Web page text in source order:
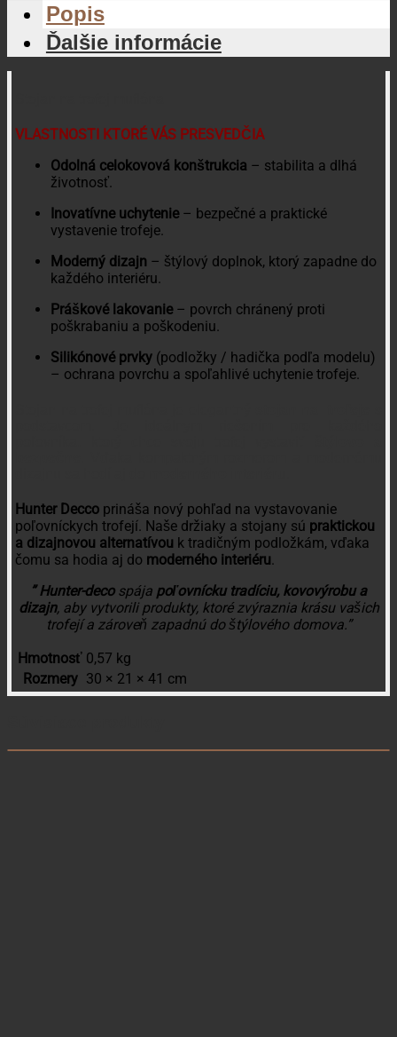
Popis
Ďalšie informácie
VLASTNOSTI KTORÉ VÁS PRESVEDČIA
Odolná celokovová konštrukcia – stabilita a dlhá
životnosť.
Inovatívne uchytenie– bezpečné a praktické
vystavenie trofeje.
Moderný dizajn – štýlový doplnok, ktorý zapadne do
každého interiéru.
Práškové lakovanie– povrch chránený proti
poškrabaniu a poškodeniu.
Silikónové prvky (podložky / hadička podľa modelu)
– ochrana povrchu a spoľahlivé uchytenie trofeje.
Hunter Decco prináša nový pohľad na vystavovanie
poľovníckych trofejí. Naše držiaky a stojany sú praktickou
a dizajnovou alternatívou k tradičným podložkám, vďaka
čomu sa hodia aj do moderného interiéru.
” Hunter-decospája poľovnícku tradíciu, kovovýrobu a
dizajn, aby vytvorili produkty, ktoré zvýraznia krásu vašich
trofejí a zároveň zapadnú do štýlového domova.”
Hmotnosť 0,57 kg
Rozmery 30 × 21 × 41 cm